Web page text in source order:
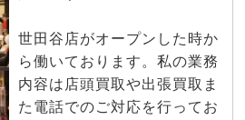
世田谷店がオープンした時か
ら働いております。私の業務
内容は店頭買取や出張買取ま
た電話でのご対応を行ってお